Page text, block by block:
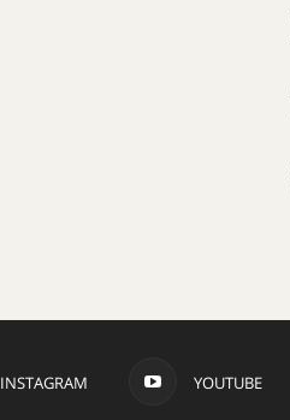
INSTAGRAM YOUTUBE